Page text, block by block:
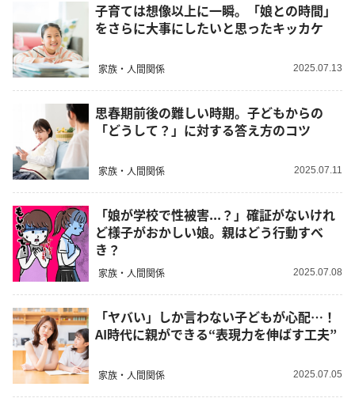
子育ては想像以上に一瞬。「娘との時間」
をさらに大事にしたいと思ったキッカケ
家族・人間関係 2025.07.13
思春期前後の難しい時期。子どもからの
「どうして？」に対する答え方のコツ
家族・人間関係 2025.07.11
「娘が学校で性被害...？」確証がないけれ
ど様子がおかしい娘。親はどう行動すべ
き？
家族・人間関係 2025.07.08
「ヤバい」しか言わない子どもが心配…！
AI時代に親ができる“表現力を伸ばす工夫”
家族・人間関係 2025.07.05